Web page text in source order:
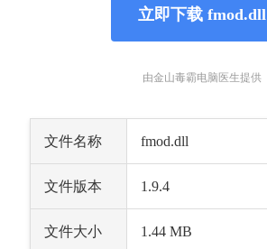
立即下载 fmod.dll
由金山毒霸电脑医生提供
文件名称 fmod.dll
文件版本 1.9.4
文件大小 1.44 MB